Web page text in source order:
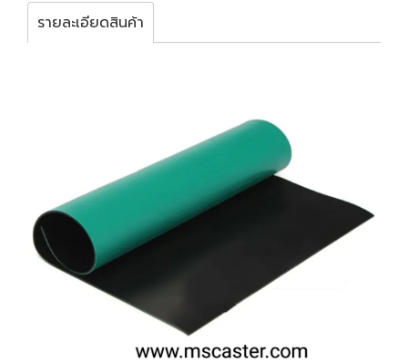
รายละเอียดสินค้า